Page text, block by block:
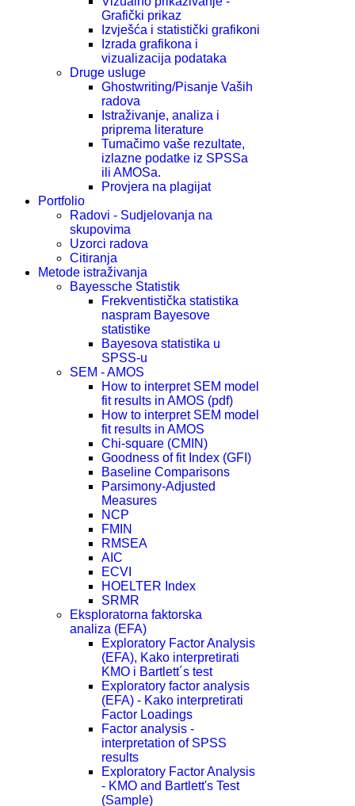
Grafički prikaz
Izvješća i statistički grafikoni
Izrada grafikona i
vizualizacija podataka
Druge usluge
Ghostwriting/Pisanje Vaših
radova
Istraživanje, analiza i
priprema literature
Tumačimo vaše rezultate,
izlazne podatke iz SPSSa
ili AMOSa.
Provjera na plagijat
Portfolio
Radovi - Sudjelovanja na
skupovima
Uzorci radova
Citiranja
Metode istraživanja
Bayessche Statistik
Frekventistička statistika
naspram Bayesove
statistike
Bayesova statistika u
SPSS-u
SEM - AMOS
How to interpret SEM model
fit results in AMOS (pdf)
How to interpret SEM model
fit results in AMOS
Chi-square (CMIN)
Goodness of fit Index (GFI)
Baseline Comparisons
Parsimony-Adjusted
Measures
NCP
FMIN
RMSEA
AIC
ECVI
HOELTER Index
SRMR
Eksploratorna faktorska
analiza (EFA)
Exploratory Factor Analysis
(EFA), Kako interpretirati
KMO i Bartlett´s test
Exploratory factor analysis
(EFA) - Kako interpretirati
Factor Loadings
Factor analysis -
interpretation of SPSS
results
Exploratory Factor Analysis
- KMO and Bartlett's Test
(Sample)